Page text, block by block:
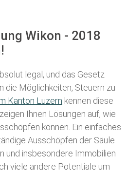
Wikon - 2018
legal, und das Gesetz
die Möglichkeiten, Steuern zu
K anton Luzern kennen diese
Ihnen Lösungen auf, wie
können. Ein einfaches
Ausschöpfen der Säule
und insbesondere Immobilien
viele andere Potentiale um